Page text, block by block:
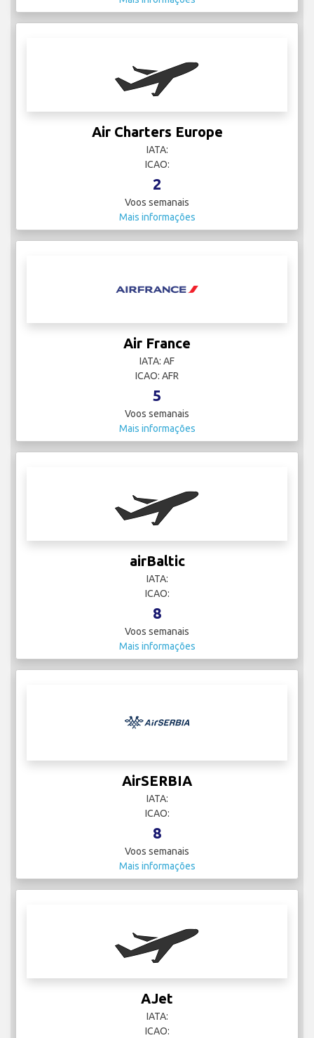
Air Charters Europe
IATA:
ICAO:
2
Voos semanais
Mais informações
Air France
IATA: AF
ICAO: AFR
5
Voos semanais
Mais informações
airBaltic
IATA:
ICAO:
8
Voos semanais
Mais informações
AirSERBIA
IATA:
ICAO:
8
Voos semanais
Mais informações
AJet
IATA:
ICAO: